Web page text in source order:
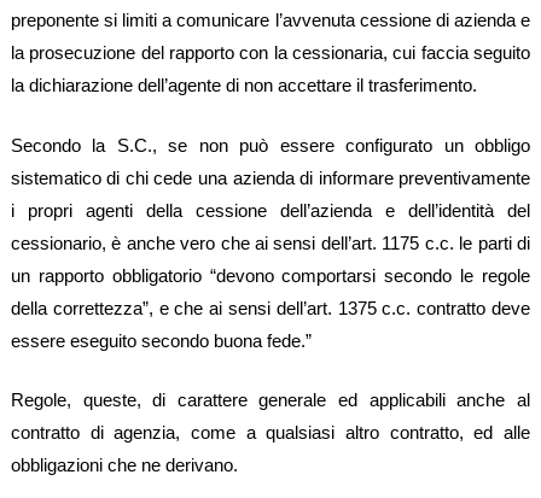
preponente si limiti a comunicare l’avvenuta cessione di azienda e
la prosecuzione del rapporto con la cessionaria, cui faccia seguito
la dichiarazione dell’agente di non accettare il trasferimento.
Secondo la S.C., se non può essere configurato un obbligo
sistematico di chi cede una azienda di informare preventivamente
i propri agenti della cessione dell’azienda e dell’identità del
cessionario, è anche vero che ai sensi dell’art. 1175 c.c. le parti di
un rapporto obbligatorio “devono comportarsi secondo le regole
della correttezza”, e che ai sensi dell’art. 1375 c.c. contratto deve
essere eseguito secondo buona fede.”
Regole, queste, di carattere generale ed applicabili anche al
contratto di agenzia, come a qualsiasi altro contratto, ed alle
obbligazioni che ne derivano.